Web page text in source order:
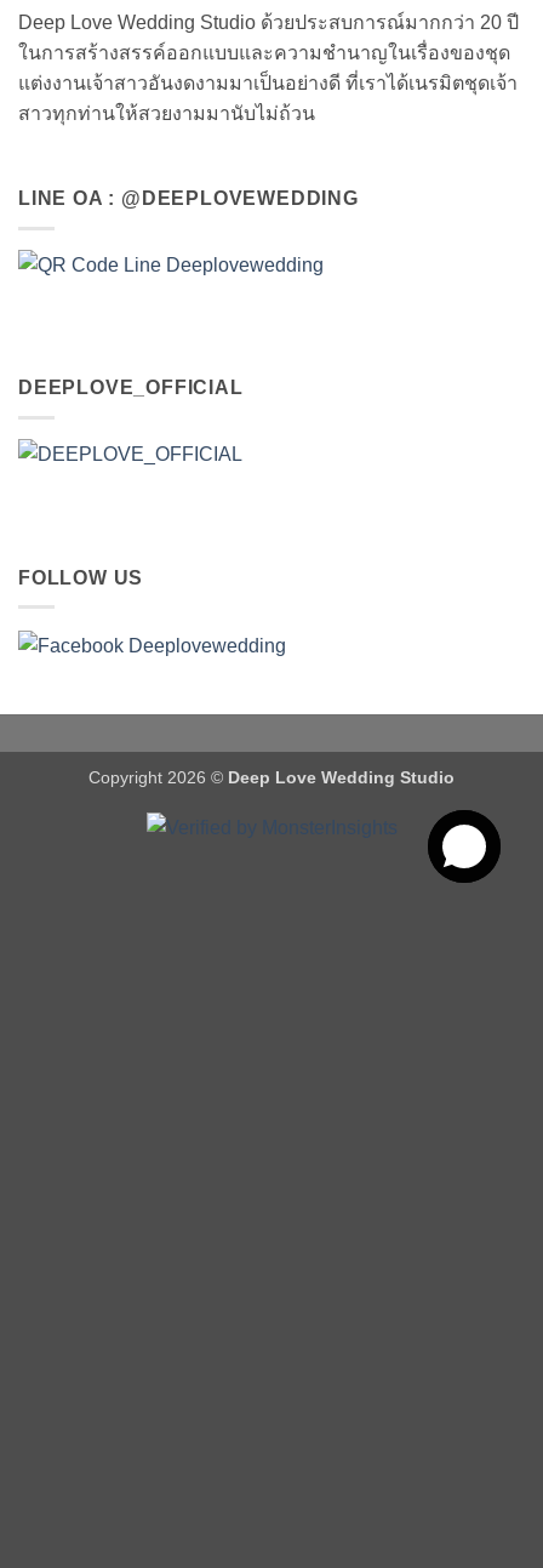
Deep Love Wedding Studio ด้วยประสบการณ์มากกว่า 20 ปี
ในการสร้างสรรค์ออกแบบและความชำนาญในเรื่องของชุด
แต่งงานเจ้าสาวอันงดงามมาเป็นอย่างดี ที่เราได้เนรมิตชุดเจ้า
สาวทุกท่านให้สวยงามมานับไม่ถ้วน
LINE OA : @DEEPLOVEWEDDING
DEEPLOVE_OFFICIAL
FOLLOW US
Copyright 2026 © Deep Love Wedding Studio